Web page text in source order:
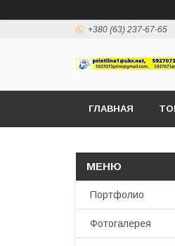
+380 (63) 237-67-65
ГЛАВНАЯ
Портфолио
Фотогалерея